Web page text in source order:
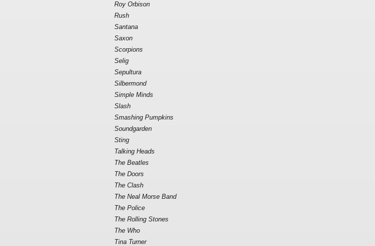
Roy Orbison
Rush
Santana
Saxon
Scorpions
Selig
Sepultura
Silbermond
Simple Minds
Slash
Smashing Pumpkins
Soundgarden
Sting
Talking Heads
The Beatles
The Doors
The Clash
The Neal Morse Band
The Police
The Rolling Stones
The Who
Tina Turner